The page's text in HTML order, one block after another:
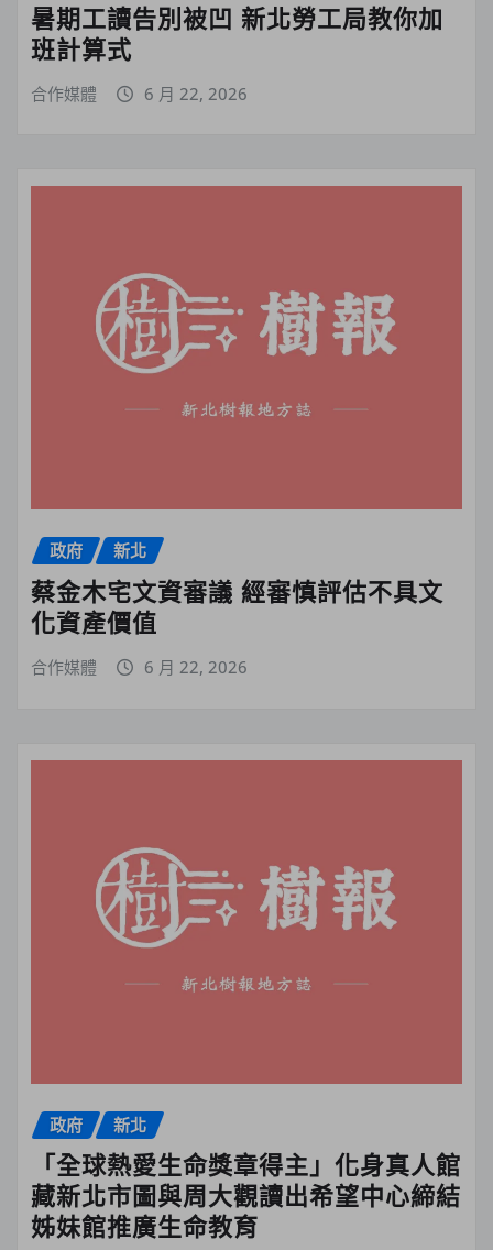
暑期工讀告別被凹 新北勞工局教你加
班計算式
合作媒體 6 月 22, 2026
政府 新北
蔡金木宅文資審議 經審慎評估不具文
化資產價值
合作媒體 6 月 22, 2026
政府 新北
「全球熱愛生命獎章得主」化身真人館
藏新北市圖與周大觀讀出希望中心締結
姊妹館推廣生命教育